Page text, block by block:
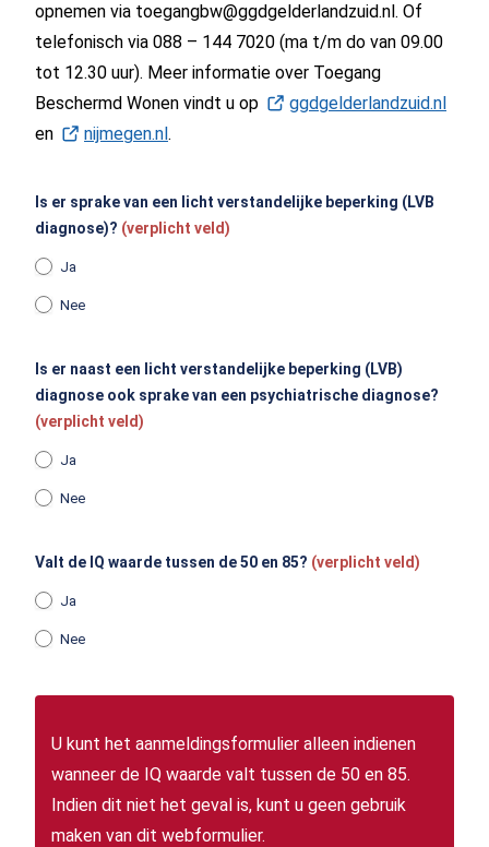
opnemen via toegangbw@ggdgelderlandzuid.nl. Of
telefonisch via 088 – 144 7020 (ma t/m do van 09.00
tot 12.30 uur). Meer informatie over Toegang
Beschermd Wonen vindt u op
ggdgelderlandzuid.nl
en
nijmegen.nl(Opent in een nieuw tabblad)
.
Is er sprake van een licht verstandelijke beperking (LVB
diagnose)? (verplicht veld)
Ja
Nee
Is er naast een licht verstandelijke beperking (LVB)
diagnose ook sprake van een psychiatrische diagnose?
(verplicht veld)
Ja
Nee
Valt de IQ waarde tussen de 50 en 85? (verplicht veld)
Ja
Nee
U kunt het aanmeldingsformulier alleen indienen
wanneer de IQ waarde valt tussen de 50 en 85.
Indien dit niet het geval is, kunt u geen gebruik
maken van dit webformulier.